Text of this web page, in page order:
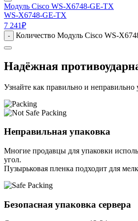
Модуль Cisco WS-X6748-GE-TX
WS-X6748-GE-TX
7 241₽
- Количество Модуль Cisco WS-
Надёжная
Узнайте как правильно и неправильно
Неправильная упаковка
Многие продавцы для упаковки
угол.
Пузырьковая пленка подходит для
Безопасная упаковка сервера